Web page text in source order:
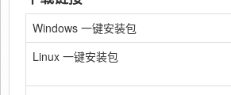
Windows 一键安装包
Linux 一键安装包